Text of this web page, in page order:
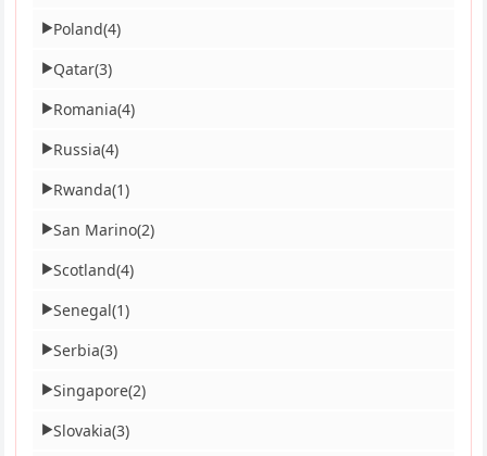
▶Poland(4)
▶Qatar(3)
▶Romania(4)
▶Russia(4)
▶Rwanda(1)
▶San Marino(2)
▶Scotland(4)
▶Senegal(1)
▶Serbia(3)
▶Singapore(2)
▶Slovakia(3)